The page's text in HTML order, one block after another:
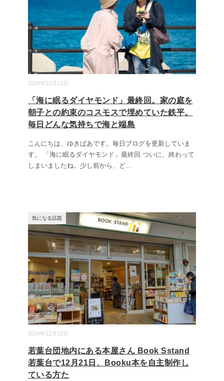
2024年12月23日
「海に眠るダイヤモンド」最終回。家の庭を
朝子との約束のコスモスで埋めていた鉄平。
毎日どんな気持ちで海と端島
こんにちは、ゆきばあです。毎日ブログを更新していま
す。 「海に眠るダイヤモンド」最終回 ついに、終わって
しまいましたね。少し前から、ど...
2024年12月22日
気になる話題
若葉台団地内にある本屋さん Book Sstand
若葉台で12月21日、Booku本を自主制作し
ている方た